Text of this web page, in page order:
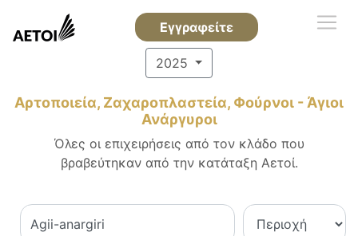
Εγγραφείτε
2025
Αρτοποιεία, Ζαχαροπλαστεία, Φούρνοι - Άγιοι
Ανάργυροι
Όλες οι επιχειρήσεις από τον κλάδο που
βραβεύτηκαν από την κατάταξη Αετοί.